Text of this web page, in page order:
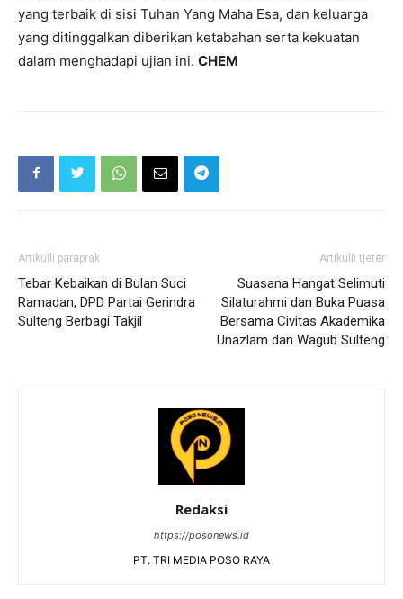
yang terbaik di sisi Tuhan Yang Maha Esa, dan keluarga
yang ditinggalkan diberikan ketabahan serta kekuatan
dalam menghadapi ujian ini. CHEM
Artikulli paraprak
Tebar Kebaikan di Bulan Suci
Ramadan, DPD Partai Gerindra
Sulteng Berbagi Takjil
Artikulli tjetër
Suasana Hangat Selimuti
Silaturahmi dan Buka Puasa
Bersama Civitas Akademika
Unazlam dan Wagub Sulteng
Redaksi
https://posonews.id
PT. TRI MEDIA POSO RAYA